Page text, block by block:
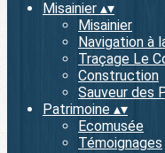
Misainier ▴▾
Misainier
Navigation à
Traçage Le
Construction
Sauveur des
Patrimoine ▴▾
Ecomusée
Témoignages